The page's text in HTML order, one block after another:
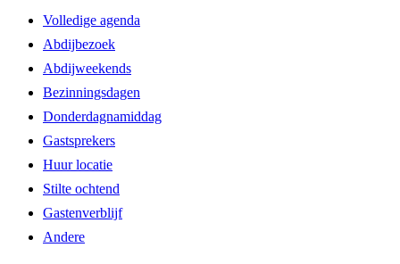
Volledige agenda
Abdijbezoek
Abdijweekends
Bezinningsdagen
Donderdagnamiddag
Gastsprekers
Huur locatie
Stilte ochtend
Gastenverblijf
Andere